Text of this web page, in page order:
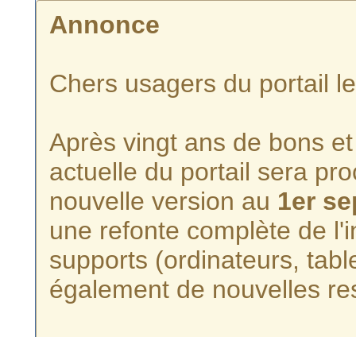
Annonce
Chers usagers du portail
Après vingt ans de bons
actuelle du portail sera
nouvelle version au 1er
une refonte complète de
supports (ordinateurs,
également de nouvelles